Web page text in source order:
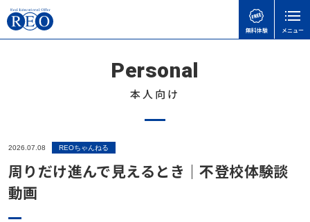
無料体験 メニュー
サポート内容
体験談
Personal
本人向け
2026.07.08 REOちゃんねる
周りだけ進んで見えるとき｜不登校体験談
動画